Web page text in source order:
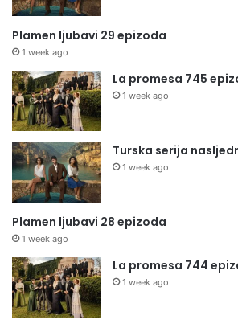
Plamen ljubavi 29 epizoda
1 week ago
La promesa 745
1 week ago
Turska serija
1 week ago
Plamen ljubavi 28 epizoda
1 week ago
La promesa 744
1 week ago